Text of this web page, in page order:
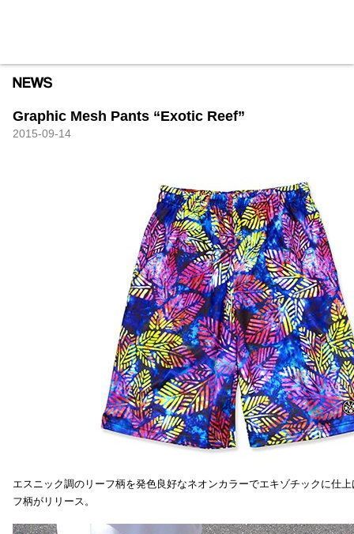
Graphic Mesh Pants “Exotic Reef”
2015-09-14
エスニック調のリーフ柄を発色良好なネオンカラーでエキゾチックに仕
フ柄がリリース。